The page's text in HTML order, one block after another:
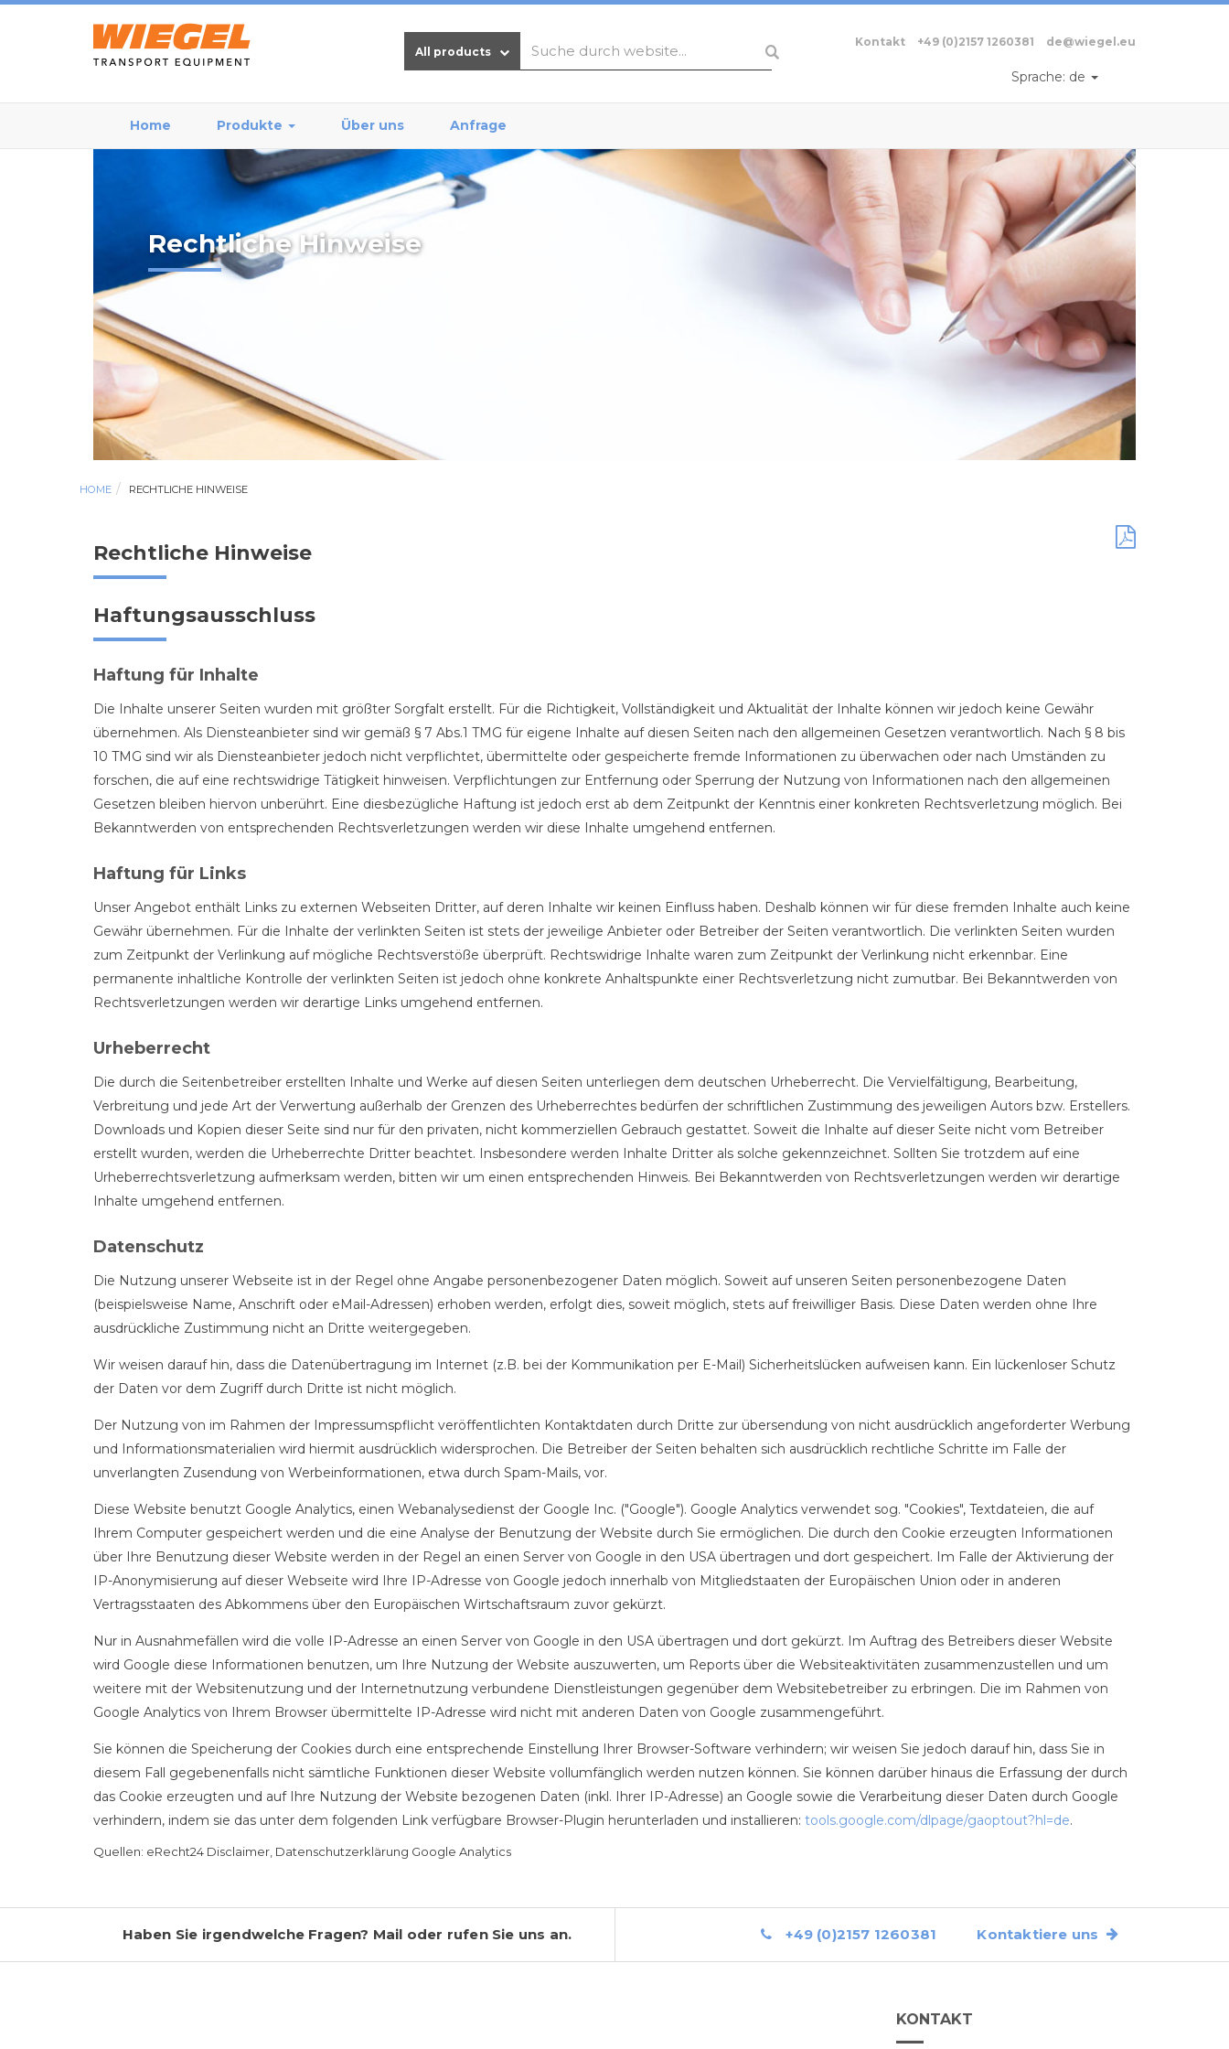
All products
Kontakt +49 (0)2157 1260381 de@wiegel.eu
Sprache: de
Home Produkte Über uns Anfrage
Rechtliche Hinweise
HOME RECHTLICHE HINWEISE
Rechtliche Hinweise
Haftungsausschluss
Haftung für Inhalte
Die Inhalte unserer Seiten wurden mit größter Sorgfalt erstellt. Für die Richtigkeit, Vollständigkeit und Aktualität der Inhalte können wir jedoch keine Gewähr
übernehmen. Als Diensteanbieter sind wir gemäß § 7 Abs.1 TMG für eigene Inhalte auf diesen Seiten nach den allgemeinen Gesetzen verantwortlich. Nach § 8 bis
10 TMG sind wir als Diensteanbieter jedoch nicht verpflichtet, übermittelte oder gespeicherte fremde Informationen zu überwachen oder nach Umständen zu
forschen, die auf eine rechtswidrige Tätigkeit hinweisen. Verpflichtungen zur Entfernung oder Sperrung der Nutzung von Informationen nach den allgemeinen
Gesetzen bleiben hiervon unberührt. Eine diesbezügliche Haftung ist jedoch erst ab dem Zeitpunkt der Kenntnis einer konkreten Rechtsverletzung möglich. Bei
Bekanntwerden von entsprechenden Rechtsverletzungen werden wir diese Inhalte umgehend entfernen.
Haftung für Links
Unser Angebot enthält Links zu externen Webseiten Dritter, auf deren Inhalte wir keinen Einfluss haben. Deshalb können wir für diese fremden Inhalte auch keine
Gewähr übernehmen. Für die Inhalte der verlinkten Seiten ist stets der jeweilige Anbieter oder Betreiber der Seiten verantwortlich. Die verlinkten Seiten wurden
zum Zeitpunkt der Verlinkung auf mögliche Rechtsverstöße überprüft. Rechtswidrige Inhalte waren zum Zeitpunkt der Verlinkung nicht erkennbar. Eine
permanente inhaltliche Kontrolle der verlinkten Seiten ist jedoch ohne konkrete Anhaltspunkte einer Rechtsverletzung nicht zumutbar. Bei Bekanntwerden von
Rechtsverletzungen werden wir derartige Links umgehend entfernen.
Urheberrecht
Die durch die Seitenbetreiber erstellten Inhalte und Werke auf diesen Seiten unterliegen dem deutschen Urheberrecht. Die Vervielfältigung, Bearbeitung,
Verbreitung und jede Art der Verwertung außerhalb der Grenzen des Urheberrechtes bedürfen der schriftlichen Zustimmung des jeweiligen Autors bzw. Erstellers.
Downloads und Kopien dieser Seite sind nur für den privaten, nicht kommerziellen Gebrauch gestattet. Soweit die Inhalte auf dieser Seite nicht vom Betreiber
erstellt wurden, werden die Urheberrechte Dritter beachtet. Insbesondere werden Inhalte Dritter als solche gekennzeichnet. Sollten Sie trotzdem auf eine
Urheberrechtsverletzung aufmerksam werden, bitten wir um einen entsprechenden Hinweis. Bei Bekanntwerden von Rechtsverletzungen werden wir derartige
Inhalte umgehend entfernen.
Datenschutz
Die Nutzung unserer Webseite ist in der Regel ohne Angabe personenbezogener Daten möglich. Soweit auf unseren Seiten personenbezogene Daten
(beispielsweise Name, Anschrift oder eMail-Adressen) erhoben werden, erfolgt dies, soweit möglich, stets auf freiwilliger Basis. Diese Daten werden ohne Ihre
ausdrückliche Zustimmung nicht an Dritte weitergegeben.
Wir weisen darauf hin, dass die Datenübertragung im Internet (z.B. bei der Kommunikation per E-Mail) Sicherheitslücken aufweisen kann. Ein lückenloser Schutz
der Daten vor dem Zugriff durch Dritte ist nicht möglich.
Der Nutzung von im Rahmen der Impressumspflicht veröffentlichten Kontaktdaten durch Dritte zur übersendung von nicht ausdrücklich angeforderter Werbung
und Informationsmaterialien wird hiermit ausdrücklich widersprochen. Die Betreiber der Seiten behalten sich ausdrücklich rechtliche Schritte im Falle der
unverlangten Zusendung von Werbeinformationen, etwa durch Spam-Mails, vor.
Diese Website benutzt Google Analytics, einen Webanalysedienst der Google Inc. ("Google"). Google Analytics verwendet sog. "Cookies", Textdateien, die auf
Ihrem Computer gespeichert werden und die eine Analyse der Benutzung der Website durch Sie ermöglichen. Die durch den Cookie erzeugten Informationen
über Ihre Benutzung dieser Website werden in der Regel an einen Server von Google in den USA übertragen und dort gespeichert. Im Falle der Aktivierung der
IP-Anonymisierung auf dieser Webseite wird Ihre IP-Adresse von Google jedoch innerhalb von Mitgliedstaaten der Europäischen Union oder in anderen
Vertragsstaaten des Abkommens über den Europäischen Wirtschaftsraum zuvor gekürzt.
Nur in Ausnahmefällen wird die volle IP-Adresse an einen Server von Google in den USA übertragen und dort gekürzt. Im Auftrag des Betreibers dieser Website
wird Google diese Informationen benutzen, um Ihre Nutzung der Website auszuwerten, um Reports über die Websiteaktivitäten zusammenzustellen und um
weitere mit der Websitenutzung und der Internetnutzung verbundene Dienstleistungen gegenüber dem Websitebetreiber zu erbringen. Die im Rahmen von
Google Analytics von Ihrem Browser übermittelte IP-Adresse wird nicht mit anderen Daten von Google zusammengeführt.
Sie können die Speicherung der Cookies durch eine entsprechende Einstellung Ihrer Browser-Software verhindern; wir weisen Sie jedoch darauf hin, dass Sie in
diesem Fall gegebenenfalls nicht sämtliche Funktionen dieser Website vollumfänglich werden nutzen können. Sie können darüber hinaus die Erfassung der durch
das Cookie erzeugten und auf Ihre Nutzung der Website bezogenen Daten (inkl. Ihrer IP-Adresse) an Google sowie die Verarbeitung dieser Daten durch Google
verhindern, indem sie das unter dem folgenden Link verfügbare Browser-Plugin herunterladen und installieren: tools.google.com/dlpage/gaoptout?hl=de.
Quellen: eRecht24 Disclaimer, Datenschutzerklärung Google Analytics
Haben Sie irgendwelche Fragen? Mail oder rufen Sie uns an. +49 (0)2157 1260381 Kontaktiere uns
KONTAKT